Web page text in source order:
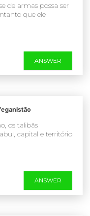
de armas possa ser
que ele
ANSWER
os talibãs
capital e território
ANSWER